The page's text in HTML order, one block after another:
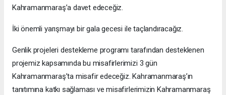
Kahramanmaraş’a davet edeceğiz.
İki önemli yarışmayı bir gala gecesi ile taçlandıracağız.
Genlik projeleri destekleme programı tarafından desteklenen
projemiz kapsamında bu misafirlerimizi 3 gün
Kahramanmaraş’ta misafir edeceğiz. Kahramanmaraş’ın
tanıtımına katkı sağlaması ve misafirlerimizin Kahramanmaraş